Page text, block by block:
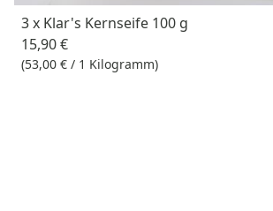
3 x Klar's Kernseife 100 g
15,90 €
(53,00 € / 1 Kilogramm)